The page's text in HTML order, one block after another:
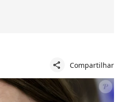
share Compartilhar